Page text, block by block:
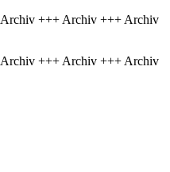
+++ Archiv +++ Archiv
+++ Archiv +++ Archiv